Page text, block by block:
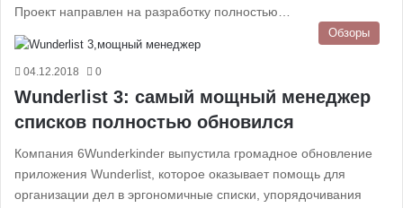
Проект направлен на разработку полностью…
Обзоры
04.12.2018 0
Wunderlist 3: самый мощный менеджер
списков полностью обновился
Компания 6Wunderkinder выпустила громадное обновление
приложения Wunderlist, которое оказывает помощь для
организации дел в эргономичные списки, упорядочивания